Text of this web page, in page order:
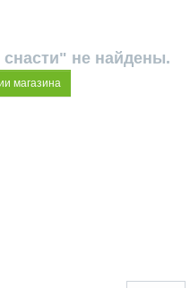
не найдены.
магазина